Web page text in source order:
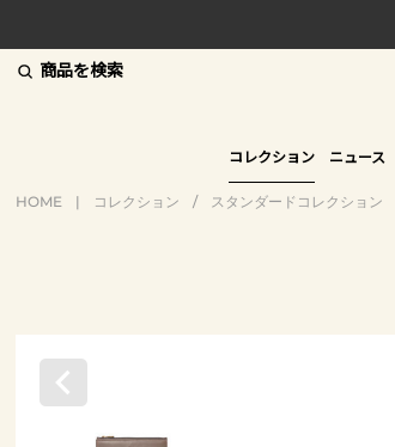
商品を検索
コレクション ニュース
HOME | コレクション / スタンダードコレクション